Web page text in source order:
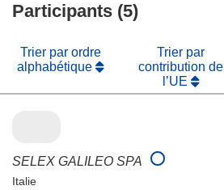
Participants (5)
Trier par ordre
alphabétique
Trier par
contribution de
l’UE
SELEX GALILEO SPA
Italie